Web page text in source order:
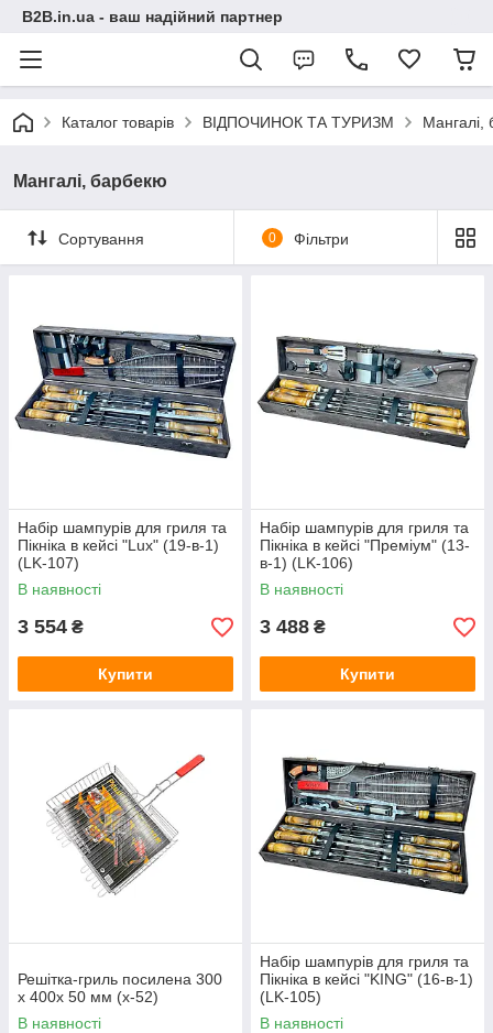
B2B.in.ua - ваш надійний партнер
Каталог товарів ВІДПОЧИНОК ТА ТУРИЗМ Мангалі,
Мангалі, барбекю
Сортування 0 Фільтри
Набір шампурів для гриля та
Пікніка в кейсі "Lux" (19-в-1)
(LK-107)
В наявності
3 554 ₴
Купити
Набір шампурів для гриля та
Пікніка в кейсі "Преміум" (13-
в-1) (LK-106)
В наявності
3 488 ₴
Купити
Решітка-гриль посилена 300
x 400x 50 мм (х-52)
В наявності
Набір шампурів для гриля та
Пікніка в кейсі "KING" (16-в-1)
(LK-105)
В наявності